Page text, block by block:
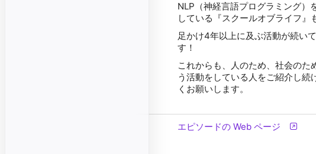
NLP（神経言語プログラミング）
している『スクールオブライフ』
足かけ4年以上に及ぶ活動が続い
す！
これからも、人のため、社会の
う活動をしている人をご紹介し
くお願いします。
エピソードの Web ページ